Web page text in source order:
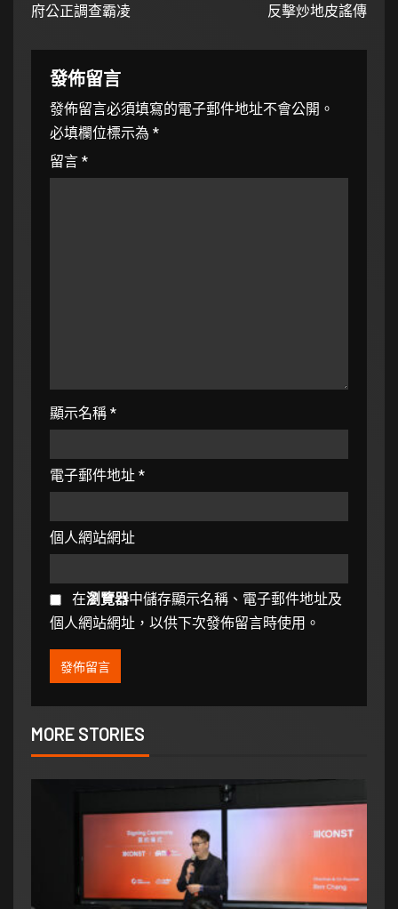
府公正調查霸凌 反擊炒地皮謠傳
發佈留言
發佈留言必須填寫的電子郵件地址不會公開。
必填欄位標示為 *
留言 *
顯示名稱 *
電子郵件地址 *
個人網站網址
在瀏覽器中儲存顯示名稱、電子郵件地址及
個人網站網址，以供下次發佈留言時使用。
MORE STORIES